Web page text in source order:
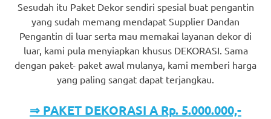
Sesudah itu Paket Dekor sendiri spesial buat pengantin
yang sudah memang mendapat Supplier Dandan
Pengantin di luar serta mau memakai layanan dekor di
luar, kami pula menyiapkan khusus DEKORASI. Sama
dengan paket- paket awal mulanya, kami memberi harga
yang paling sangat dapat terjangkau.
⇒ PAKET DEKORASI A Rp. 5.000.000,-